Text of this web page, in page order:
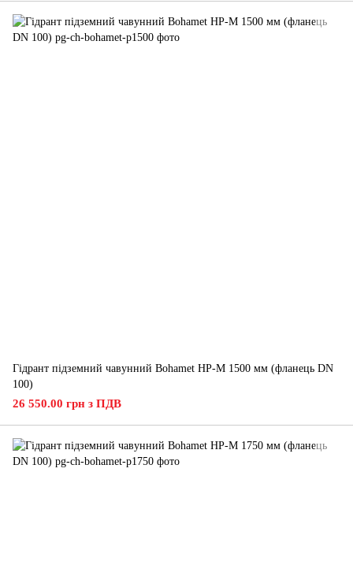
Гідрант підземний чавунний Bohamet HP-M 1500 мм (фланець DN
100)
26 550.00 грн з ПДВ